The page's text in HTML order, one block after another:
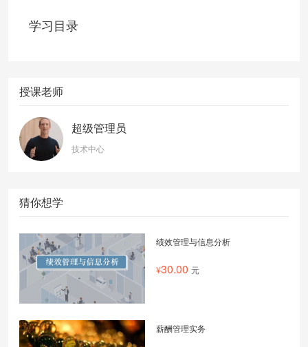
学习目录
授课老师
超级管理员
技术中心
猜你想学
绩效管理与信息分析
30.00 元
薪酬管理实务